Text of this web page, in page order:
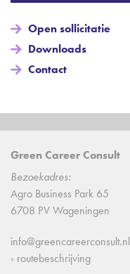
Open sollicitatie
Downloads
Contact
Green Career Consult
Bezoekadres:
Agro Business Park 65
6708 PV Wageningen
info@greencareerconsult.nl
› routebeschrijving